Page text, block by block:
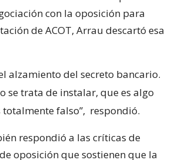
con la oposición para
de ACOT, Arrau descartó esa
alzamiento del secreto bancario.
se trata de instalar, que es algo
totalmente falso”, respondió.
respondió a las críticas de
oposición que sostienen que la